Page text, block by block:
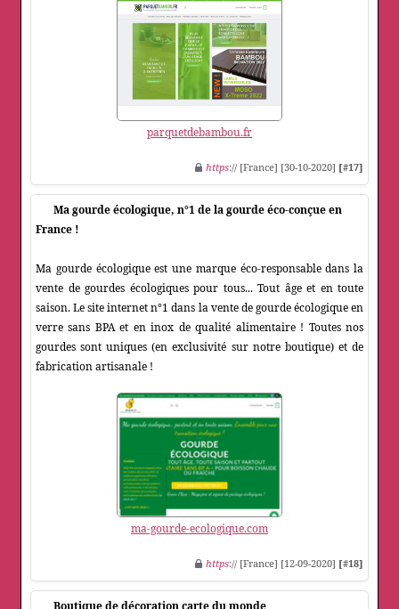
parquetdebambou.fr
https:// [France] [30-10-2020] [#17]
Ma gourde écologique, n°1 de la gourde éco-conçue en
France !
Ma gourde écologique est une marque éco-responsable dans la
vente de gourdes écologiques pour tous... Tout âge et en toute
saison. Le site internet n°1 dans la vente de gourde écologique en
verre sans BPA et en inox de qualité alimentaire ! Toutes nos
gourdes sont uniques (en exclusivité sur notre boutique) et de
fabrication artisanale !
ma-gourde-ecologique.com
https:// [France] [12-09-2020] [#18]